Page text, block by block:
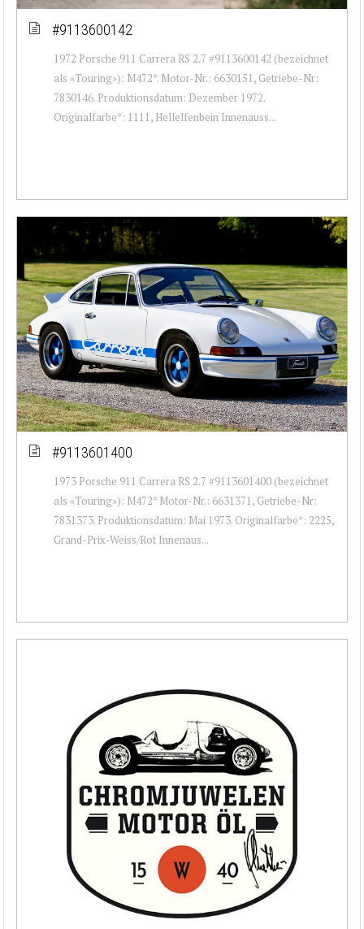
#9113600142
1972 Porsche 911 Carrera RS 2.7 #9113600142 (bezeichnet
als «Touring»): M472*. Motor-Nr.: 6630151, Getriebe-Nr:
7830146. Produktionsdatum: Dezember 1972.
Originalfarbe*: 1111, Hellelfenbein Innenauss...
#9113601400
1973 Porsche 911 Carrera RS 2.7 #9113601400 (bezeichnet
als «Touring»): M472* Motor-Nr.: 6631371, Getriebe-Nr:
7831373. Produktionsdatum: Mai 1973. Originalfarbe*: 2225,
Grand-Prix-Weiss/Rot Innenaus...